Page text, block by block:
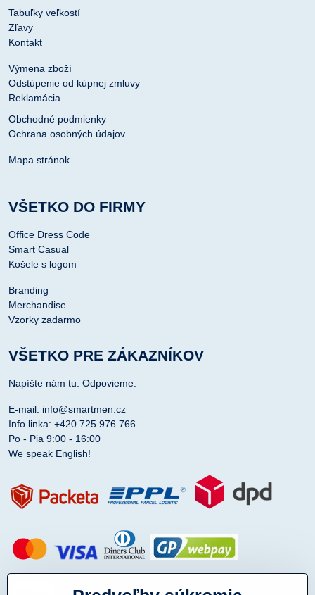
Tabuľky veľkostí
Zľavy
Kontakt
Výmena zboží
Odstúpenie od kúpnej zmluvy
Reklamácia
Obchodné podmienky
Ochrana osobných údajov
Mapa stránok
VŠETKO DO FIRMY
Office Dress Code
Smart Casual
Košele s logom
Branding
Merchandise
Vzorky zadarmo
VŠETKO PRE ZÁKAZNÍKOV
Napíšte nám tu. Odpovieme.
E-mail: info@smartmen.cz
Info linka: +420 725 976 766
Po - Pia 9:00 - 16:00
We speak English!